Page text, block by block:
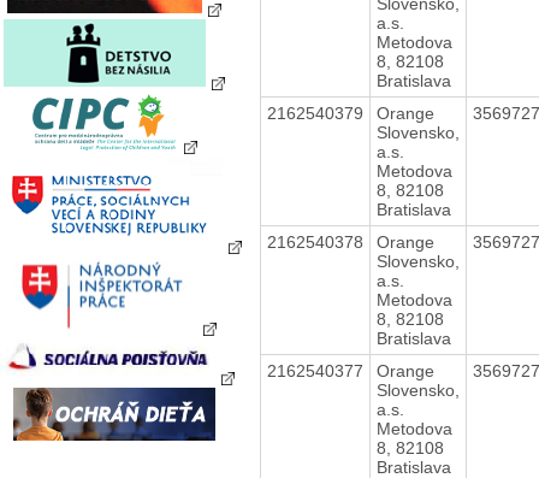
a.s.
Metodova
8, 82108
Bratislava
2162540379
Orange
Slovensko,
a.s.
Metodova
8, 82108
Bratislava
2162540378
Orange
Slovensko,
a.s.
Metodova
8, 82108
Bratislava
2162540377
Orange
Slovensko,
a.s.
Metodova
8, 82108
Bratislava